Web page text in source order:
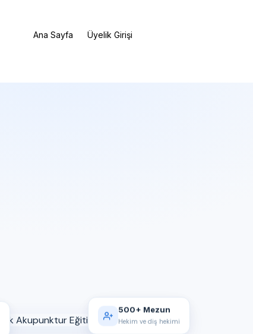
Ana Sayfa Üyelik Girişi
500+ Mezun
Hekim ve diş hekimi